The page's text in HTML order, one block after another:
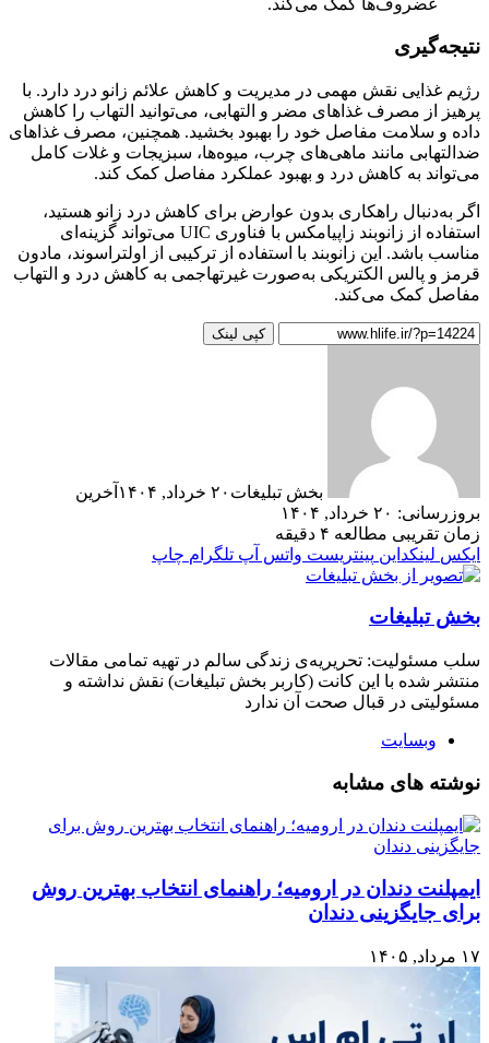
غضروف‌ها کمک می‌کند.
نتیجه‌گیری
رژیم غذایی نقش مهمی در مدیریت و کاهش علائم زانو درد دارد. با
پرهیز از مصرف غذاهای مضر و التهابی، می‌توانید التهاب را کاهش
داده و سلامت مفاصل خود را بهبود بخشید. همچنین، مصرف غذاهای
ضدالتهابی مانند ماهی‌های چرب، میوه‌ها، سبزیجات و غلات کامل
می‌تواند به کاهش درد و بهبود عملکرد مفاصل کمک کند.
اگر به‌دنبال راهکاری بدون عوارض برای کاهش درد زانو هستید،
استفاده از زانوبند زاپیامکس با فناوری UIC می‌تواند گزینه‌ای
مناسب باشد. این زانوبند با استفاده از ترکیبی از اولتراسوند، مادون
قرمز و پالس الکتریکی به‌صورت غیرتهاجمی به کاهش درد و التهاب
مفاصل کمک می‌کند.
کپی لینک
بخش تبلیغات ۲۰ خرداد, ۱۴۰۴
آخرین
بروزرسانی: ۲۰ خرداد, ۱۴۰۴
زمان تقریبی مطالعه ۴ دقیقه
ایکس لینکداین پینتریست واتس آپ تلگرام چاپ
بخش تبلیغات
سلب‌ مسئولیت: تحریریه‌ی زندگی سالم در تهیه‌ تمامی مقالات
منتشر شده با این کانت (کاربر بخش تبلیغات) نقش نداشته و
مسئولیتی در قبال صحت آن ندارد
وبسایت
نوشته های مشابه
ایمپلنت دندان در ارومیه؛ راهنمای انتخاب بهترین روش
برای جایگزینی دندان
۱۷ مرداد, ۱۴۰۵